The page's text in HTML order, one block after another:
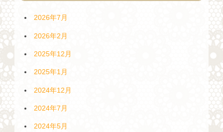
2026年7月
2026年2月
2025年12月
2025年1月
2024年12月
2024年7月
2024年5月